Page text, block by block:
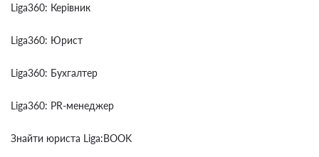
Liga360: Керівник
Liga360: Юрист
Liga360: Бухгалтер
Liga360: PR-менеджер
Знайти юриста Liga:BOOK